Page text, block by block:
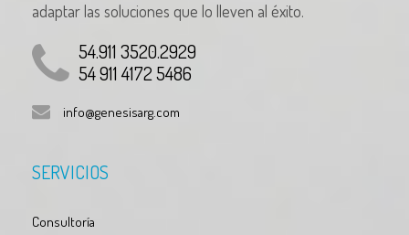
adaptar las soluciones que lo lleven al éxito.
54.911 3520.2929
54 911 4172 5486
info@genesisarg.com
SERVICIOS
Consultoría